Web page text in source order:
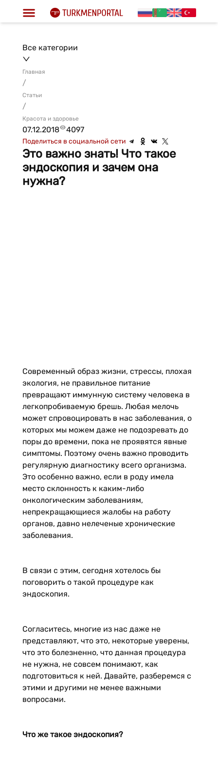
Все категории
Главная
/
Статьи
/
Красота и здоровье
07.12.2018 4097
Поделиться в социальной сети
Это важно знать! Что такое
эндоскопия и зачем она
нужна?
Современный образ жизни, стрессы, плохая
экология, не правильное питание
превращают иммунную систему человека в
легкопробиваемую брешь. Любая мелочь
может спровоцировать в нас заболевания, о
которых мы можем даже не подозревать до
поры до времени, пока не проявятся явные
симптомы. Поэтому очень важно проводить
регулярную диагностику всего организма.
Это особенно важно, если в роду имела
место склонность к каким-либо
онкологическим заболеваниям,
непрекращающиеся жалобы на работу
органов, давно нелеченые хронические
заболевания.
В связи с этим, сегодня хотелось бы
поговорить о такой процедуре как
эндоскопия.
Согласитесь, многие из нас даже не
представляют, что это, некоторые уверены,
что это болезненно, что данная процедура
не нужна, не совсем понимают, как
подготовиться к ней. Давайте, разберемся с
этими и другими не менее важными
вопросами.
Что же такое эндоскопия?